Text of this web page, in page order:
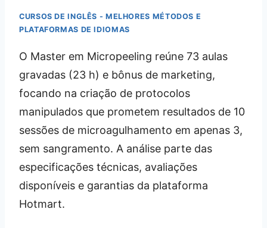
CURSOS DE INGLÊS - MELHORES MÉTODOS E
PLATAFORMAS DE IDIOMAS
O Master em Micropeeling reúne 73 aulas
gravadas (23 h) e bônus de marketing,
focando na criação de protocolos
manipulados que prometem resultados de 10
sessões de microagulhamento em apenas 3,
sem sangramento. A análise parte das
especificações técnicas, avaliações
disponíveis e garantias da plataforma
Hotmart.